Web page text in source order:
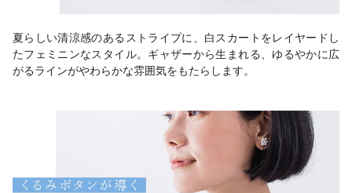
夏らしい清涼感のあるストライプに、白スカートをレイヤードし
たフェミニンなスタイル。ギャザーから生まれる、ゆるやかに広
がるラインがやわらかな雰囲気をもたらします。